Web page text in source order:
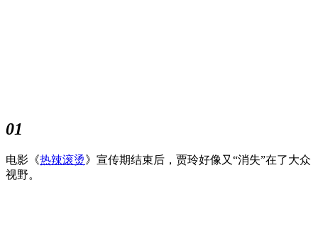
01
电影《热辣滚烫》宣传期结束后，贾玲好像又“消失”在了大众
视野。